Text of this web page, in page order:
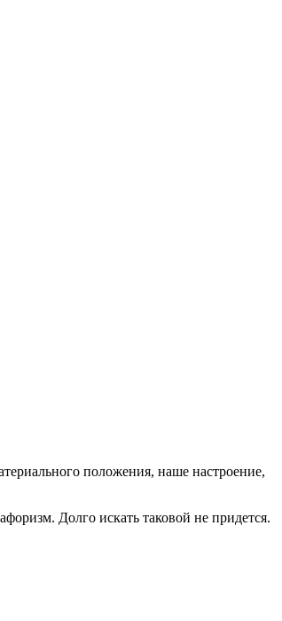
положения, наше настроение,
Долго искать таковой не придется.